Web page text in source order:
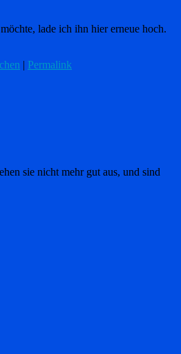
lade ich ihn hier erneue hoch.
| Permalink
sie nicht mehr gut aus, und sind